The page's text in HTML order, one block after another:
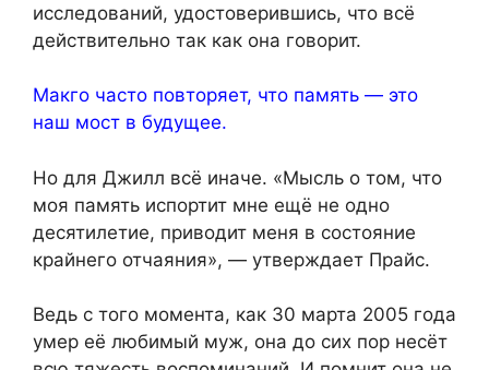
исследований, удостоверившись, что всё
действительно так как она говорит.
Макго часто повторяет, что память — это
наш мост в будущее.
Но для Джилл всё иначе. «Мысль о том, что
моя память испортит мне ещё не одно
десятилетие, приводит меня в состояние
крайнего отчаяния», — утверждает Прайс.
Ведь с того момента, как 30 марта 2005 года
умер её любимый муж, она до сих пор несёт